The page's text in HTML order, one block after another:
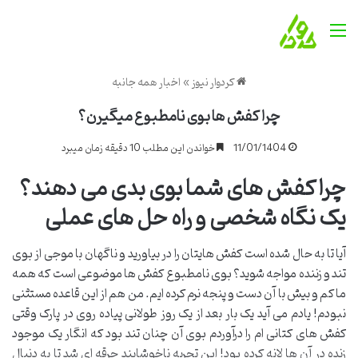
منو
کردوار نیوز»اخبار همه جانبه
چرا کفش ها بوی نامطبوع میگیرن؟
11/01/1404 خواندن این مطلب 10 دقیقه زمان میبرد
چرا کفش های شما بوی بدی می دهند؟
یک نگاه شخصی و راه حل های عملی
آیا تا به حال شده است کفش هایتان را در بیاورید و ناگهان با موجی از بوی
تند و زننده مواجه شوید؟ بوی نامطبوع کفش ها موضوعی است که همه
ما کم و بیش با آن دست و پنجه نرم کرده ایم. من هم از این قاعده مستثنی
نبودم! یادم می آید یک بار بعد از یک روز طولانی پیاده روی در پارک وقتی
کفش های کتانی ام را درآوردم بوی آن چنان تند بود که انگار یک موجود